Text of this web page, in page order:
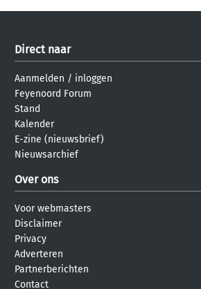
Direct naar
Aanmelden / inloggen
Feyenoord Forum
Stand
Kalender
E-zine (nieuwsbrief)
Nieuwsarchief
Over ons
Voor webmasters
Disclaimer
Privacy
Adverteren
Partnerberichten
Contact